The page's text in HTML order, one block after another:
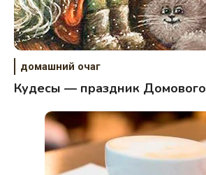
домашний очаг
Кудесы — праздник Домового